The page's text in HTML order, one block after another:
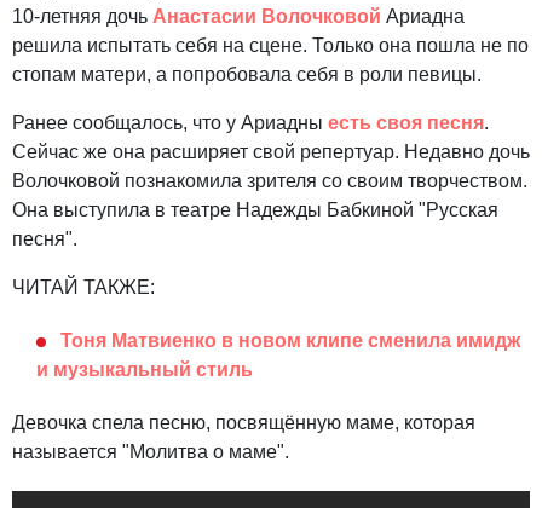
10-летняя дочь Анастасии Волочковой Ариадна
решила испытать себя на сцене. Только она пошла не по
стопам матери, а попробовала себя в роли певицы.
Ранее сообщалось, что у Ариадны есть своя песня.
Сейчас же она расширяет свой репертуар. Недавно дочь
Волочковой познакомила зрителя со своим творчеством.
Она выступила в театре Надежды Бабкиной "Русская
песня".
ЧИТАЙ ТАКЖЕ:
Тоня Матвиенко в новом клипе сменила имидж
и музыкальный стиль
Девочка спела песню, посвящённую маме, которая
называется "Молитва о маме".